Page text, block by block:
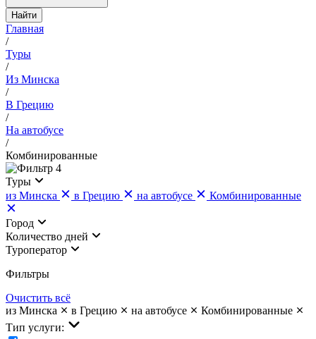
Найти
Главная
/
Туры
/
Из Минска
/
В Грецию
/
На автобусе
/
Комбинированные
4
Туры
из Минска
в Грецию на автобусе Комбинированные
Город
Количество дней
Туроператор
Фильтры
Очистить всё
из Минска
в Грецию на автобусе
Комбинированные
Тип услуги: